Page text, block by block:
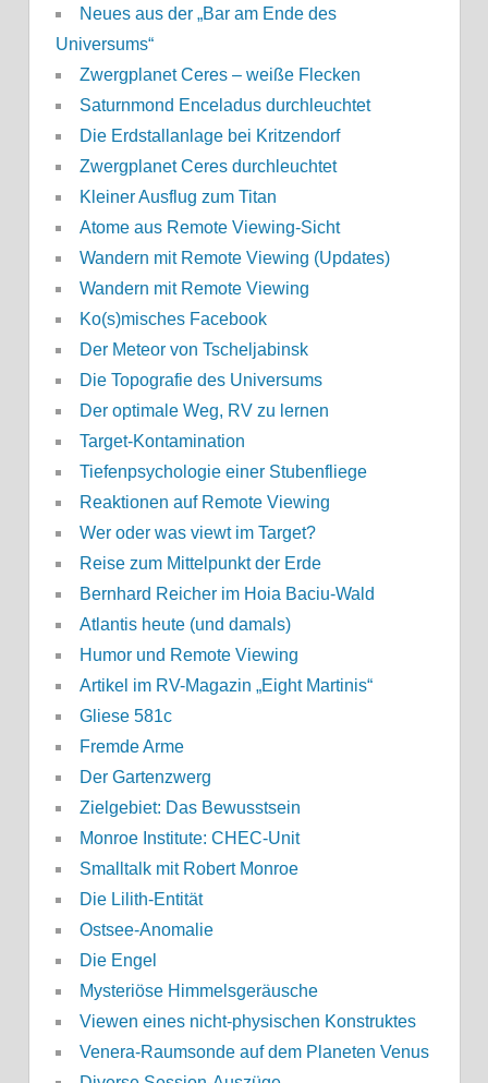
Neues aus der „Bar am Ende des
Universums“
Zwergplanet Ceres – weiße Flecken
Saturnmond Enceladus durchleuchtet
Die Erdstallanlage bei Kritzendorf
Zwergplanet Ceres durchleuchtet
Kleiner Ausflug zum Titan
Atome aus Remote Viewing-Sicht
Wandern mit Remote Viewing (Updates)
Wandern mit Remote Viewing
Ko(s)misches Facebook
Der Meteor von Tscheljabinsk
Die Topografie des Universums
Der optimale Weg, RV zu lernen
Target-Kontamination
Tiefenpsychologie einer Stubenfliege
Reaktionen auf Remote Viewing
Wer oder was viewt im Target?
Reise zum Mittelpunkt der Erde
Bernhard Reicher im Hoia Baciu-Wald
Atlantis heute (und damals)
Humor und Remote Viewing
Artikel im RV-Magazin „Eight Martinis“
Gliese 581c
Fremde Arme
Der Gartenzwerg
Zielgebiet: Das Bewusstsein
Monroe Institute: CHEC-Unit
Smalltalk mit Robert Monroe
Die Lilith-Entität
Ostsee-Anomalie
Die Engel
Mysteriöse Himmelsgeräusche
Viewen eines nicht-physischen Konstruktes
Venera-Raumsonde auf dem Planeten Venus